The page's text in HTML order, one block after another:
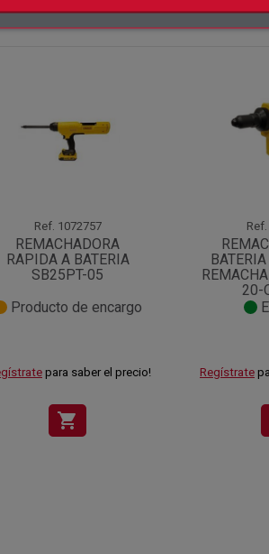
Ref. 1072757
REMACHADORA
RAPIDA A BATERIA
SB25PT-05
Producto de encargo
para saber el precio!
shopping_cart
Ref.
20-
Regístrate